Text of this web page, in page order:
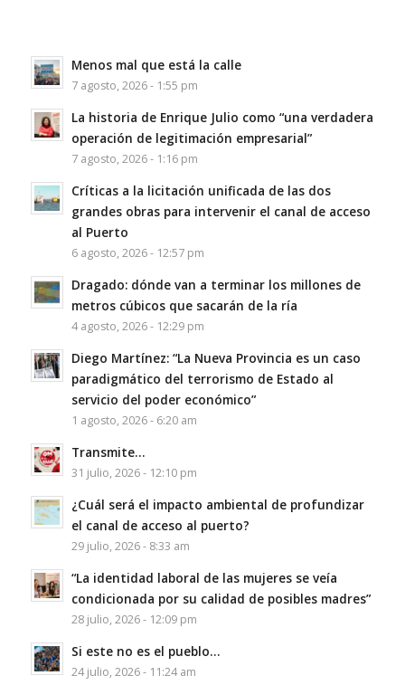
Menos mal que está la calle
7 agosto, 2026 - 1:55 pm
La historia de Enrique Julio como “una verdadera
operación de legitimación empresarial”
7 agosto, 2026 - 1:16 pm
Críticas a la licitación unificada de las dos
grandes obras para intervenir el canal de acceso
al Puerto
6 agosto, 2026 - 12:57 pm
Dragado: dónde van a terminar los millones de
metros cúbicos que sacarán de la ría
4 agosto, 2026 - 12:29 pm
Diego Martínez: “La Nueva Provincia es un caso
paradigmático del terrorismo de Estado al
servicio del poder económico”
1 agosto, 2026 - 6:20 am
Transmite…
31 julio, 2026 - 12:10 pm
¿Cuál será el impacto ambiental de profundizar
el canal de acceso al puerto?
29 julio, 2026 - 8:33 am
“La identidad laboral de las mujeres se veía
condicionada por su calidad de posibles madres”
28 julio, 2026 - 12:09 pm
Si este no es el pueblo…
24 julio, 2026 - 11:24 am